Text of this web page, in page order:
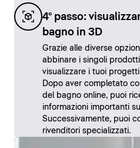
4° passo:
bagno in 3D
Grazie alle diverse
abbinare i singoli
visualizzare i tuoi
Dopo aver completato
del bagno online, puoi
informazioni importanti
Successivamente, puoi
rivenditori specializzati.